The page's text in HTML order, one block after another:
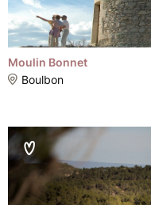
Moulin Bonnet
Boulbon